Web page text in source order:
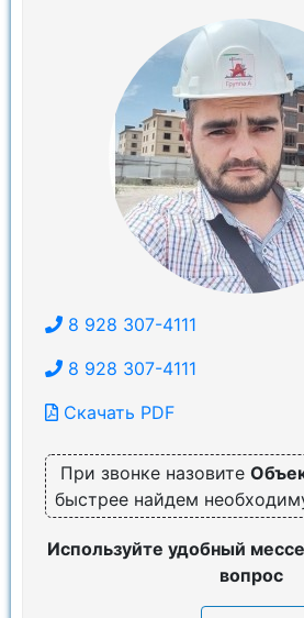
8 928 307-4111
8 928 307-4111
Скачать PDF
При звонке назовите
быстрее найдем
Используйте удобный
вопрос